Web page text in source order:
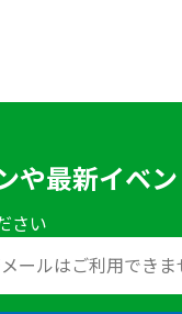
や最新イベ
さい